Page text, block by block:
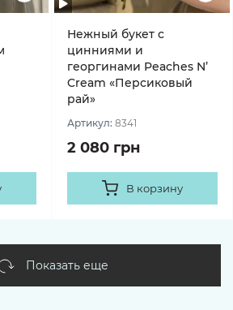
Нежный букет с
цинниями и
георгинами Peaches N’
Cream «Персиковый
рай»
Артикул: 8341
2 080 грн
В корзину
Показать еще